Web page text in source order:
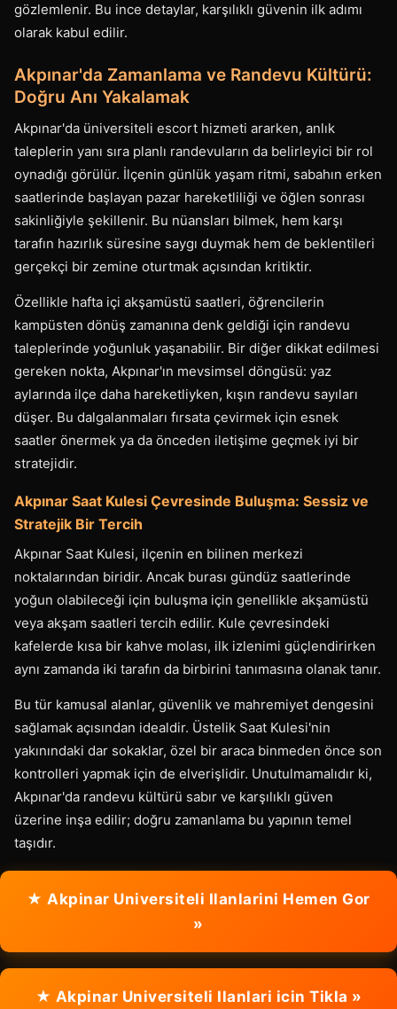
gözlemlenir. Bu ince detaylar, karşılıklı güvenin ilk adımı
olarak kabul edilir.
Akpınar'da Zamanlama ve Randevu Kültürü:
Doğru Anı Yakalamak
Akpınar'da üniversiteli escort hizmeti ararken, anlık
taleplerin yanı sıra planlı randevuların da belirleyici bir rol
oynadığı görülür. İlçenin günlük yaşam ritmi, sabahın erken
saatlerinde başlayan pazar hareketliliği ve öğlen sonrası
sakinliğiyle şekillenir. Bu nüansları bilmek, hem karşı
tarafın hazırlık süresine saygı duymak hem de beklentileri
gerçekçi bir zemine oturtmak açısından kritiktir.
Özellikle hafta içi akşamüstü saatleri, öğrencilerin
kampüsten dönüş zamanına denk geldiği için randevu
taleplerinde yoğunluk yaşanabilir. Bir diğer dikkat edilmesi
gereken nokta, Akpınar'ın mevsimsel döngüsü: yaz
aylarında ilçe daha hareketliyken, kışın randevu sayıları
düşer. Bu dalgalanmaları fırsata çevirmek için esnek
saatler önermek ya da önceden iletişime geçmek iyi bir
stratejidir.
Akpınar Saat Kulesi Çevresinde Buluşma: Sessiz ve
Stratejik Bir Tercih
Akpınar Saat Kulesi, ilçenin en bilinen merkezi
noktalarından biridir. Ancak burası gündüz saatlerinde
yoğun olabileceği için buluşma için genellikle akşamüstü
veya akşam saatleri tercih edilir. Kule çevresindeki
kafelerde kısa bir kahve molası, ilk izlenimi güçlendirirken
aynı zamanda iki tarafın da birbirini tanımasına olanak tanır.
Bu tür kamusal alanlar, güvenlik ve mahremiyet dengesini
sağlamak açısından idealdir. Üstelik Saat Kulesi'nin
yakınındaki dar sokaklar, özel bir araca binmeden önce son
kontrolleri yapmak için de elverişlidir. Unutulmamalıdır ki,
Akpınar'da randevu kültürü sabır ve karşılıklı güven
üzerine inşa edilir; doğru zamanlama bu yapının temel
taşıdır.
★ Akpinar Universiteli Ilanlarini Hemen Gor
»
★ Akpinar Universiteli Ilanlari icin Tikla »